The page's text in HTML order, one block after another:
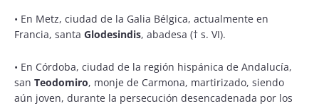
• En Metz, ciudad de la Galia Bélgica, actualmente en
Francia, santa Glodesindis, abadesa († s. VI).
• En Córdoba, ciudad de la región hispánica de Andalucía,
san Teodomiro, monje de Carmona, martirizado, siendo
aún joven, durante la persecución desencadenada por los